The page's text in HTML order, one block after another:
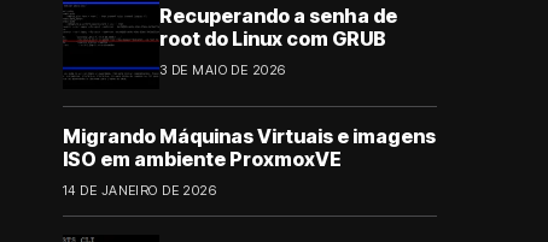
Recuperando a senha de
root do Linux com GRUB
3 DE MAIO DE 2026
Migrando Máquinas Virtuais e imagens
ISO em ambiente ProxmoxVE
14 DE JANEIRO DE 2026